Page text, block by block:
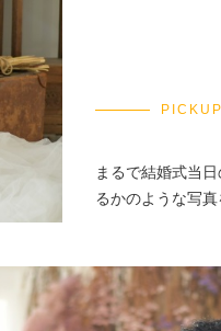
まるで結婚式当
るかのような写真